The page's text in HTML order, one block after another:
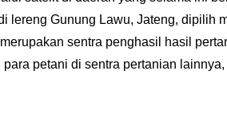
lereng Gunung Lawu, Jateng, dipilih
sentra penghasil hasil
petani di sentra pertanian